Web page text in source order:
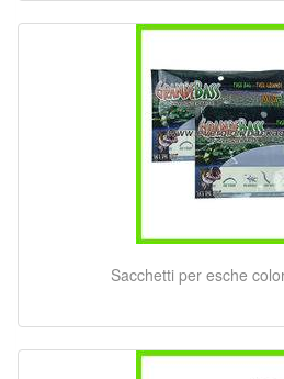
Sacchetti per esche